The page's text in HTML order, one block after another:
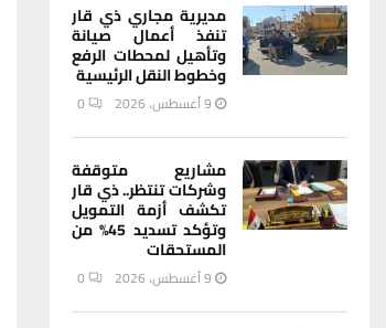
مديرية مجاري ذي قار
تنفذ أعمال صيانة
وتأهيل لمحطات الرفع
وخطوط النقل الرئيسية
9 أغسطس، 2026 0
مشاريع متوقفة
وشركات تنتظر.. ذي قار
تكشف أزمة التمويل
وتؤكد تسديد 45% من
المستحقات
9 أغسطس، 2026 0